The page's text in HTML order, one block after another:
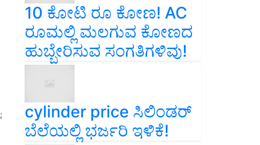
;
10 ಕೋಟಿ ರೂ ಕೋಣ! AC
ರೂಮಲ್ಲಿ ಮಲಗುವ ಕೋಣದ
ಹುಬ್ಬೇರಿಸುವ ಸಂಗತಿಗಳಿವು!
cylinder price ಸಿಲಿಂಡರ್‌
ಬೆಲೆಯಲ್ಲಿ ಭರ್ಜರಿ ಇಳಿಕೆ!